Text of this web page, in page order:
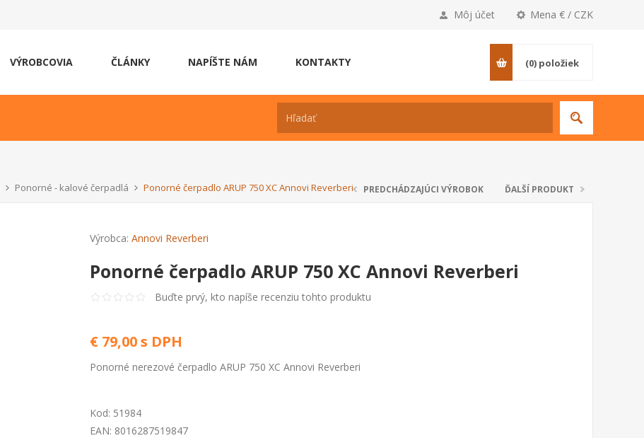
Mena € / CZK
Môj účet
VÝROBCOVIA ČLÁNKY NAPÍŠTE NÁM KONTAKTY (0) položiek
Ponorné - kalové čerpadlá Ponorné čerpadlo ARUP 750 XC Annovi Reverberi PREDCHÁDZAJÚCI VÝROBOK ĎALŠÍ PRODUKT
Výrobca: Annovi Reverberi
Ponorné čerpadlo ARUP 750 XC Annovi Reverberi
Buďte prvý, kto napíše recenziu tohto produktu
€ 79,00 s DPH
Ponorné nerezové čerpadlo ARUP 750 XC Annovi Reverberi
Kod: 51984
EAN: 8016287519847